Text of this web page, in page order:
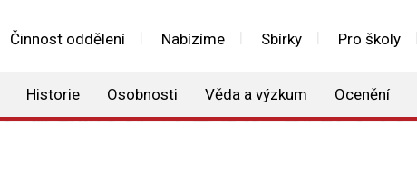
Činnost oddělení Nabízíme Sbírky Pro školy
Historie Osobnosti Věda a výzkum Ocenění